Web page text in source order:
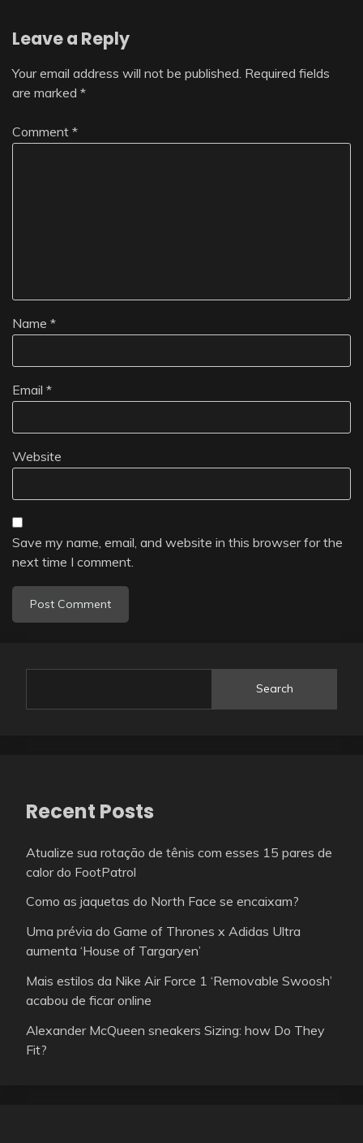
Leave a Reply
Your email address will not be published. Required fields
are marked *
Comment *
Name *
Email *
Website
Save my name, email, and website in this browser for the
next time I comment.
Search
Recent Posts
Atualize sua rotação de tênis com esses 15 pares de
calor do FootPatrol
Como as jaquetas do North Face se encaixam?
Uma prévia do Game of Thrones x Adidas Ultra
aumenta ‘House of Targaryen’
Mais estilos da Nike Air Force 1 ‘Removable Swoosh’
acabou de ficar online
Alexander McQueen sneakers Sizing: how Do They
Fit?